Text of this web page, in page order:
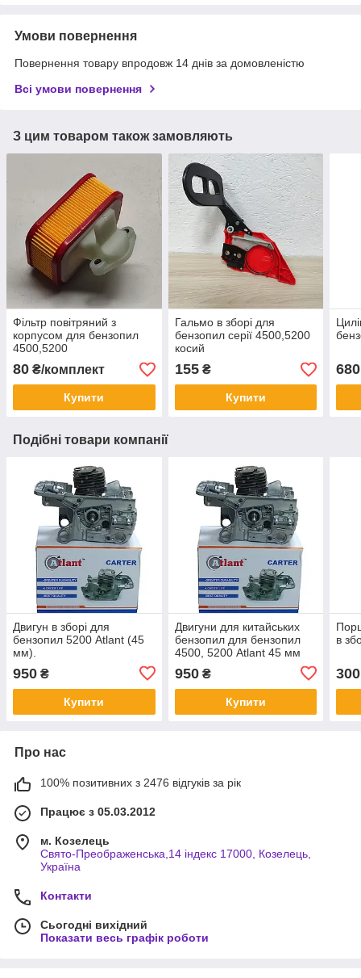
Умови повернення
Повернення товару впродовж 14 днів за домовленістю
Всі умови повернення
З цим товаром також замовляють
Фільтр повітряний з
корпусом для бензопил
4500,5200
80 ₴/комплект
Купити
Гальмо в зборі для
бензопил серії 4500,5200
косий
155₴
Купити
680
Подібні товари компанії
Двигун в зборі для
бензопил 5200 Atlant (45
мм).
950 ₴
Купити
Двигуни для китайських
бензопил для бензопил
4500, 5200 Atlant 45 мм
950₴
Купити
в
300
Про нас
100% позитивних з 2476 відгуків за рік
Працює з 05.03.2012
м. Козелець
Свято-Преображенська,14 індекс 17000, Козелець,
Україна
Контакти
Сьогодні вихідний
Показати весь графік роботи